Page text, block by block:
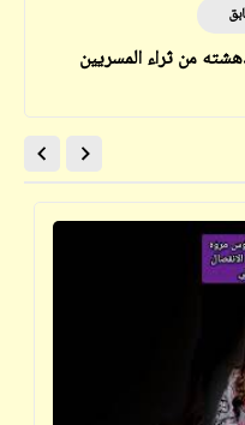
من ثراء المسريين